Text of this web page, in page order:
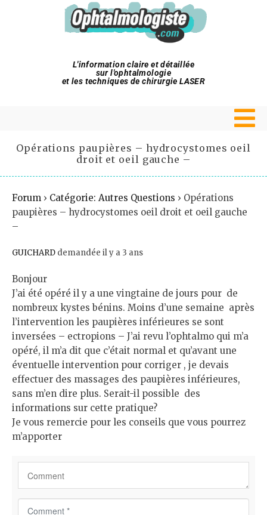
L'information claire et détaillée
sur l'ophtalmologie
et les techniques de chirurgie LASER
Opérations paupières – hydrocystomes oeil
droit et oeil gauche –
Forum › Catégorie: Autres Questions › Opérations
paupières – hydrocystomes oeil droit et oeil gauche
–
GUICHARD demandée il y a 3 ans
Bonjour
J’ai été opéré il y a une vingtaine de jours pour de
nombreux kystes bénins. Moins d’une semaine après
l’intervention les paupières inférieures se sont
inversées – ectropions – J’ai revu l’ophtalmo qui m’a
opéré, il m’a dit que c’était normal et qu’avant une
éventuelle intervention pour corriger , je devais
effectuer des massages des paupières inférieures,
sans m’en dire plus. Serait-il possible des
informations sur cette pratique?
Je vous remercie pour les conseils que vous pourrez
m’apporter